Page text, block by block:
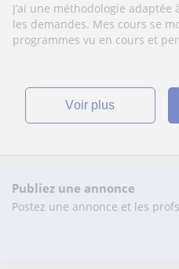
J’ai une méthodologie
les demandes. Mes cours se
programmes vu en cours et
voir plus
Publiez une annonce
Postez une annonce et les